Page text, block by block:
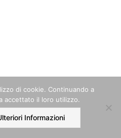
Account
di cookie. Continuando a
accettato il loro utilizzo.
Informazioni